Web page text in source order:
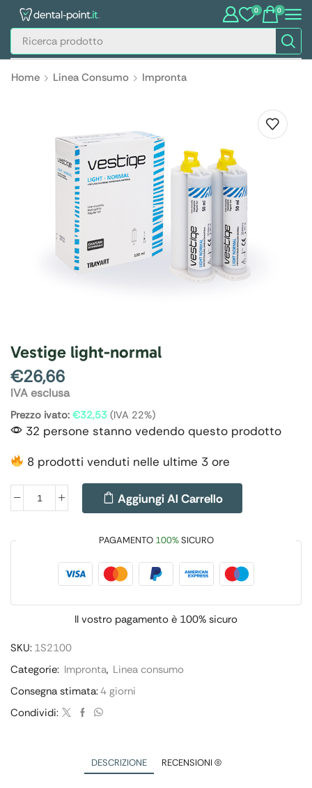
0 0
Home Linea Consumo Impronta
Vestige light-normal
€26,66
IVA esclusa
Prezzo ivato: €32,53 (IVA 22%)
32 persone stanno vedendo questo prodotto
8 prodotti venduti nelle ultime 3 ore
Aggiungi Al Carrello
PAGAMENTO 100%SICURO
Il vostro pagamento è 100% sicuro
SKU: 1S2100
Categorie: Impronta, Linea consumo
Consegna stimata:4 giorni
Condividi:
DESCRIZIONE RECENSIONI (0)